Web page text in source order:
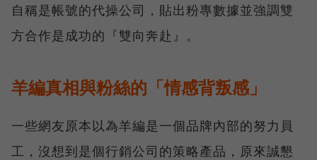
自稱是帳號的代操公司，貼出粉專數據並強調雙
方合作是成功的『雙向奔赴』。
羊編真相與粉絲的「情感背叛感」
一些網友原本以為羊編是一個品牌內部的努力員
工，沒想到是個行銷公司的策略產品，原來誠懇